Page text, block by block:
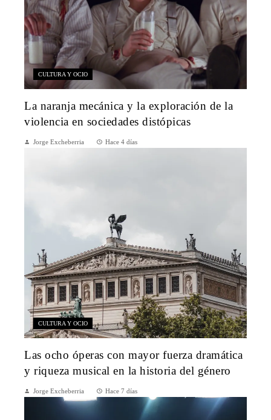
CULTURA Y OCIO
La naranja mecánica y la exploración de la
violencia en sociedades distópicas
Jorge Excheberria Hace 4 días
CULTURA Y OCIO
Las ocho óperas con mayor fuerza dramática
y riqueza musical en la historia del género
Jorge Excheberria Hace 7 días